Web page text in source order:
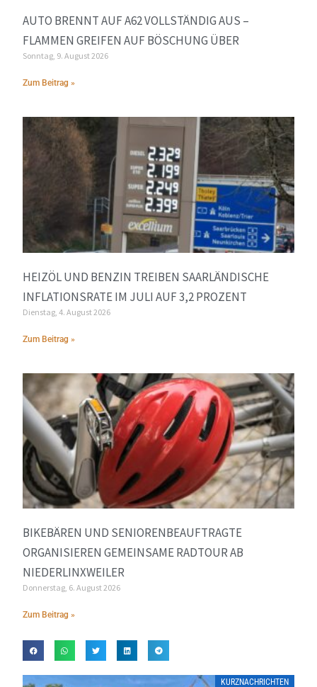
AUTO BRENNT AUF A62 VOLLSTÄNDIG AUS –
FLAMMEN GREIFEN AUF BÖSCHUNG ÜBER
Sonntag, 9. August 2026
Zum Beitrag »
HEIZÖL UND BENZIN TREIBEN SAARLÄNDISCHE
INFLATIONSRATE IM JULI AUF 3,2 PROZENT
Dienstag, 4. August 2026
Zum Beitrag »
BIKEBÄREN UND SENIORENBEAUFTRAGTE
ORGANISIEREN GEMEINSAME RADTOUR AB
NIEDERLINXWEILER
Donnerstag, 6. August 2026
Zum Beitrag »
KURZNACHRICHTEN